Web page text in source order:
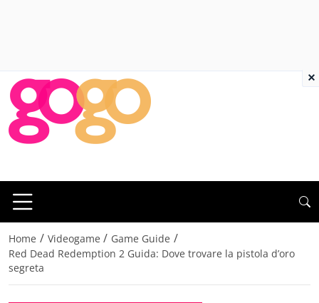
Home / Videogame / Game Guide /
Red Dead Redemption 2 Guida: Dove trovare la pistola d’oro
segreta
×